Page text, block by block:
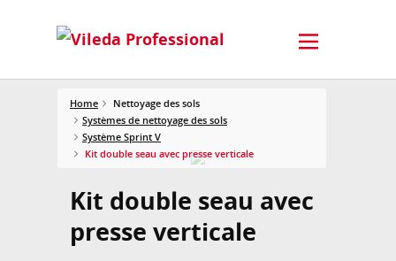
Home
Nettoyage des sols
Systèmes de nettoyage des sols
Système Sprint V
Kit double seau avec presse verticale
Kit double seau avec
presse verticale